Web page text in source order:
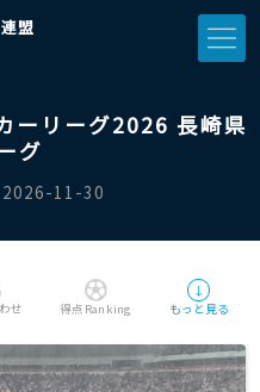
盟
ーリーグ2026 長崎県
グ
11-30
せ 得点Ranking
↓
もっと見る